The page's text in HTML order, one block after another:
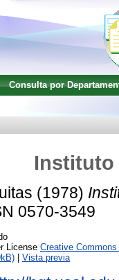
Consulta por
Instituto
(1978)
0570-3549
License Creative
Vista previa